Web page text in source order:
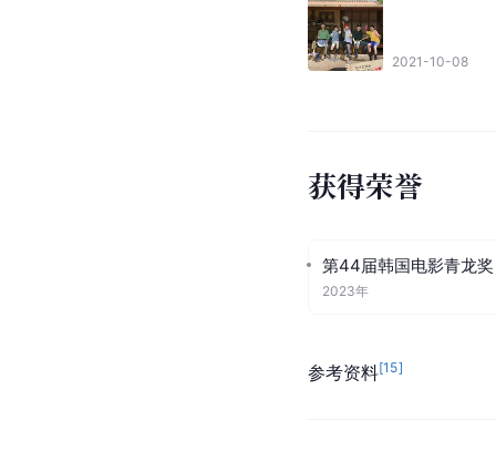
2021-10-08
获得荣誉
第44届韩国电影青龙奖
2023年
参考资料[15]